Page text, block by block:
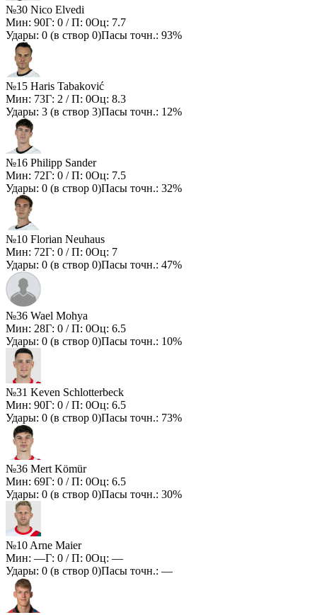
№30 Nico Elvedi
Мин: 90Г: 0 / П: 0Оц: 7.7
Удары: 0 (в створ 0)Пасы точн.: 93%
№15 Haris Tabaković
Мин: 73Г: 2 / П: 0Оц: 8.3
Удары: 3 (в створ 3)Пасы точн.: 12%
№16 Philipp Sander
Мин: 72Г: 0 / П: 0Оц: 7.5
Удары: 0 (в створ 0)Пасы точн.: 32%
№10 Florian Neuhaus
Мин: 72Г: 0 / П: 0Оц: 7
Удары: 0 (в створ 0)Пасы точн.: 47%
№36 Wael Mohya
Мин: 28Г: 0 / П: 0Оц: 6.5
Удары: 0 (в створ 0)Пасы точн.: 10%
№31 Keven Schlotterbeck
Мин: 90Г: 0 / П: 0Оц: 6.5
Удары: 0 (в створ 0)Пасы точн.: 73%
№36 Mert Kömür
Мин: 69Г: 0 / П: 0Оц: 6.5
Удары: 0 (в створ 0)Пасы точн.: 30%
№10 Arne Maier
Мин: —Г: 0 / П: 0Оц: —
Удары: 0 (в створ 0)Пасы точн.: —